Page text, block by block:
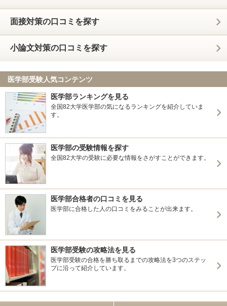
面接対策の口コミを探す
小論文対策の口コミを探す
医学部受験人気コンテンツ
医学部ランキングを見る
全国82大学医学部の気になるランキングを紹介していま
す。
医学部の受験情報を探す
全国82大学の受験に必要な情報をさがすことができます。
医学部合格者の口コミを見る
医学部に合格した人の口コミをみることが出来ます。
医学部受験の攻略法を見る
医学部受験の合格を勝ち取るまでの攻略法を3つのステッ
プに沿って紹介しています。